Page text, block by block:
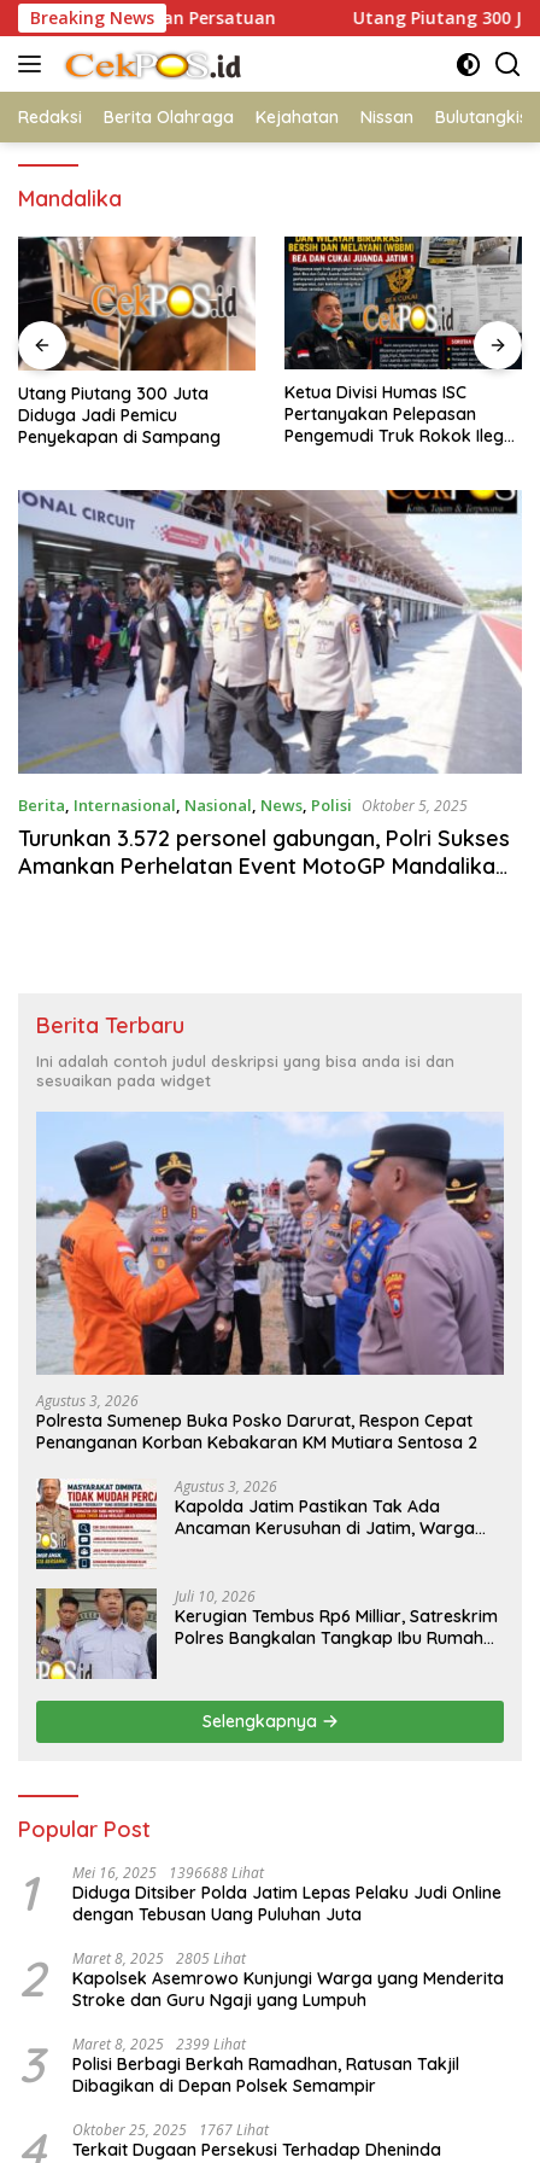
Langsung
ke
konten
Breaking News
Royong dan Persatuan Utang Piutang 300 Juta
Redaksi Berita Olahraga Kejahatan Nissan Bulutangkis
Mandalika
Juta
Ketua Divisi Humas ISC
Pertanyakan Pelepasan
Pengemudi Truk Rokok Ilegal
Marmoyo
Tegaskan
Perizinan Gereja
Berita, Internasional, Nasional, News, Polisi Oktober 5, 2025
Turunkan 3.572 personel gabungan, Polri Sukses
Amankan Perhelatan Event MotoGP Mandalika
Berita Terbaru
Ini adalah contoh judul deskripsi yang bisa anda isi dan
sesuaikan pada widget
Agustus 3, 2026
Polresta Sumenep Buka Posko Darurat, Respon Cepat
Penanganan Korban Kebakaran KM Mutiara Sentosa 2
Agustus 3, 2026
Kapolda Jatim Pastikan Tak Ada
Ancaman Kerusuhan di Jatim, Warga
Juli 10, 2026
Kerugian Tembus Rp6 Milliar, Satreskrim
Polres Bangkalan Tangkap Ibu Rumah
Selengkapnya
Popular Post
1 Mei 16, 2025 1396688 Lihat
Diduga Ditsiber Polda Jatim Lepas Pelaku Judi Online
dengan Tebusan Uang Puluhan Juta
2 Maret 8, 2025 2805 Lihat
Kapolsek Asemrowo Kunjungi Warga yang Menderita
Stroke dan Guru Ngaji yang Lumpuh
3 Maret 8, 2025 2399 Lihat
Polisi Berbagi Berkah Ramadhan, Ratusan Takjil
Dibagikan di Depan Polsek Semampir
4 Oktober 25, 2025 1767 Lihat
Terkait Dugaan Persekusi Terhadap Dheninda